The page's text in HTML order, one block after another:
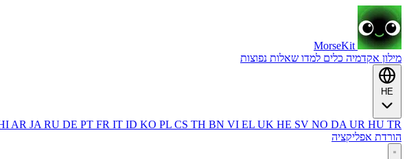
MorseKit
מילון אקדמיה כלים למדו שאלות נפוצות
HE
AR JA RU DE PT FR IT ID KO PL CS TH BN VI EL UK HE SV NO DA UR HU TR
הורדת אפליקציה